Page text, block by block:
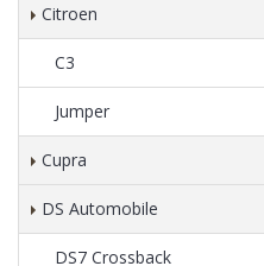
Citroen
C3
Jumper
Cupra
DS Automobile
DS7 Crossback